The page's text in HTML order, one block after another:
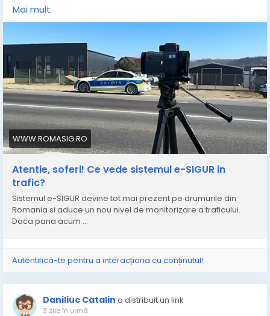
sunt verificati doar atunci cand sunt opriti de politie,
lucrurile s-au schimbat. Camerele inteligente pot
intervina imediat. De la viteza medie si folosirea
telefonului mobil pana la lipsa centurii de siguranta, a
unei polite RCA valabile sau a unui ITP valabil, toate
aceste aspecte pot fi observate si verificate rapid.
Mai mult
WWW.ROMASIG.RO
Atentie, soferi! Ce vede sistemul e-SIGUR in
trafic?
Sistemul e-SIGUR devine tot mai prezent pe drumurile din
Romania si aduce un nou nivel de monitorizare a traficului.
Daca pana acum ...
Autentifică-te pentru a interacționa cu conținutul!
Daniliuc Catalin a distribuit un link
3 zile în urmă